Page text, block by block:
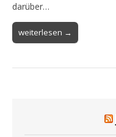
darüber…
weiterlesen →